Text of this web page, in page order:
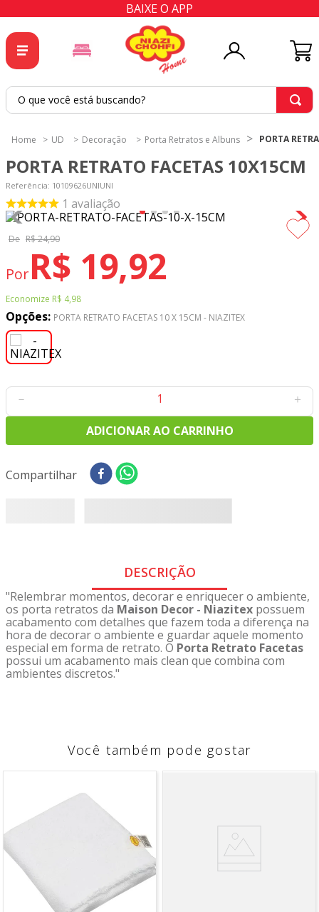
BAIXE O APP
O que você está buscando?
UD Decoração Porta Retratos e Albuns PORTA
PORTA RETRATO FACETAS 10X15CM
Referência: 10109626UNIUNI
1 avaliação
De R$24,90
PorR$ 19,92
Economize R$ 4,98
Opções: PORTA RETRATO FACETAS 10 X 15CM - NIAZITEX
＋
－
ADICIONAR AO CARRINHO
Compartilhar
DESCRIÇÃO
"Relembrar momentos, decorar e enriquecer o ambiente,
os porta retratos da Maison Decor - Niazitex possuem
acabamento com detalhes que fazem toda a diferença na
hora de decorar o ambiente e guardar aquele momento
especial em forma de retrato. O Porta Retrato Facetas
possui um acabamento mais clean que combina com
ambientes discretos."
Você também pode gostar
2º
tapete
3º
cortina
4 º
tecido percal
tapetes
6º
tecido tricoline
7º
percal
8º
9º
tecido oxford